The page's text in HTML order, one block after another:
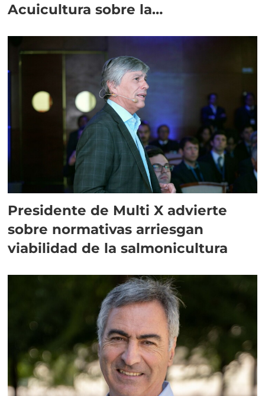
Acuicultura sobre la
Presidente de Multi X advierte
sobre normativas arriesgan
viabilidad de la salmonicultura